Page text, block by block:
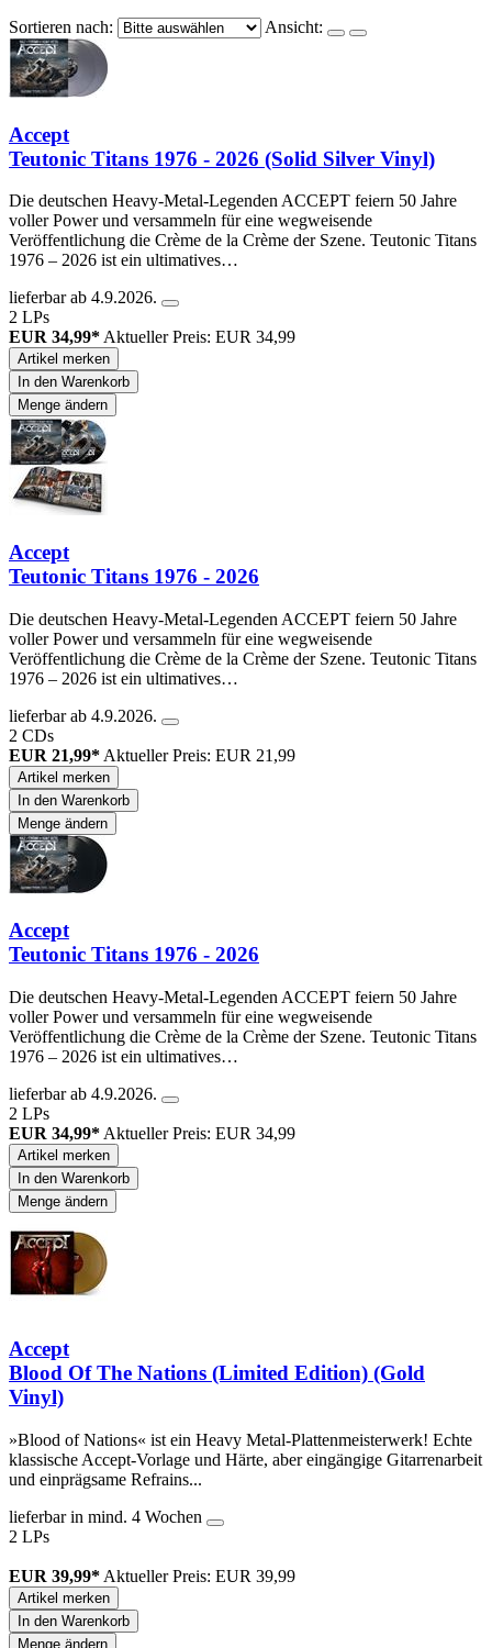
Sortieren nach:
Ansicht:
Accept
Teutonic Titans 1976 - 2026 (Solid Silver Vinyl)
Die deutschen Heavy-Metal-Legenden ACCEPT feiern 50 Jahre
voller Power und versammeln für eine wegweisende
Veröffentlichung die Crème de la Crème der Szene. Teutonic Titans
1976 – 2026 ist ein ultimatives…
lieferbar ab 4.9.2026.
2 LPs
EUR 34,99* Aktueller Preis: EUR 34,99
Artikel merken
In den Warenkorb
Menge ändern
Accept
Teutonic Titans 1976 - 2026
Die deutschen Heavy-Metal-Legenden ACCEPT feiern 50 Jahre
voller Power und versammeln für eine wegweisende
Veröffentlichung die Crème de la Crème der Szene. Teutonic Titans
1976 – 2026 ist ein ultimatives…
lieferbar ab 4.9.2026.
2 CDs
EUR 21,99* Aktueller Preis: EUR 21,99
Artikel merken
In den Warenkorb
Menge ändern
Accept
Teutonic Titans 1976 - 2026
Die deutschen Heavy-Metal-Legenden ACCEPT feiern 50 Jahre
voller Power und versammeln für eine wegweisende
Veröffentlichung die Crème de la Crème der Szene. Teutonic Titans
1976 – 2026 ist ein ultimatives…
lieferbar ab 4.9.2026.
2 LPs
EUR 34,99* Aktueller Preis: EUR 34,99
Artikel merken
In den Warenkorb
Menge ändern
Accept
Blood Of The Nations (Limited Edition) (Gold
Vinyl)
»Blood of Nations« ist ein Heavy Metal-Plattenmeisterwerk! Echte
klassische Accept-Vorlage und Härte, aber eingängige Gitarrenarbeit
und einprägsame Refrains...
lieferbar in mind. 4 Wochen
2 LPs
EUR 39,99* Aktueller Preis: EUR 39,99
Artikel merken
In den Warenkorb
Menge ändern